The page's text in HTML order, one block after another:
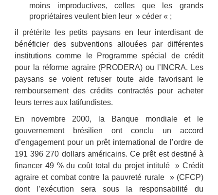
moins improductives, celles que les grands
propriétaires veulent bien leur » céder « ;
il prétérite les petits paysans en leur interdisant de
bénéficier des subventions allouées par différentes
institutions comme le Programme spécial de crédit
pour la réforme agraire (PRODERA) ou l’INCRA. Les
paysans se voient refuser toute aide favorisant le
remboursement des crédits contractés pour acheter
leurs terres aux latifundistes.
En novembre 2000, la Banque mondiale et le
gouvernement brésilien ont conclu un accord
d’engagement pour un prêt international de l’ordre de
191 396 270 dollars américains. Ce prêt est destiné à
financer 49 % du coût total du projet intitulé » Crédit
agraire et combat contre la pauvreté rurale » (CFCP)
dont l’exécution sera sous la responsabilité du